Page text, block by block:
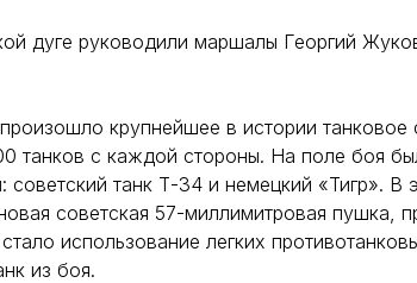
дуге руководили маршалы Георгий
крупнейшее в истории танковое
танков с каждой стороны. На поле боя
танк Т-34 и немецкий «Тигр». В
советская 57-миллимитровая пушка,
использование легких
из боя.